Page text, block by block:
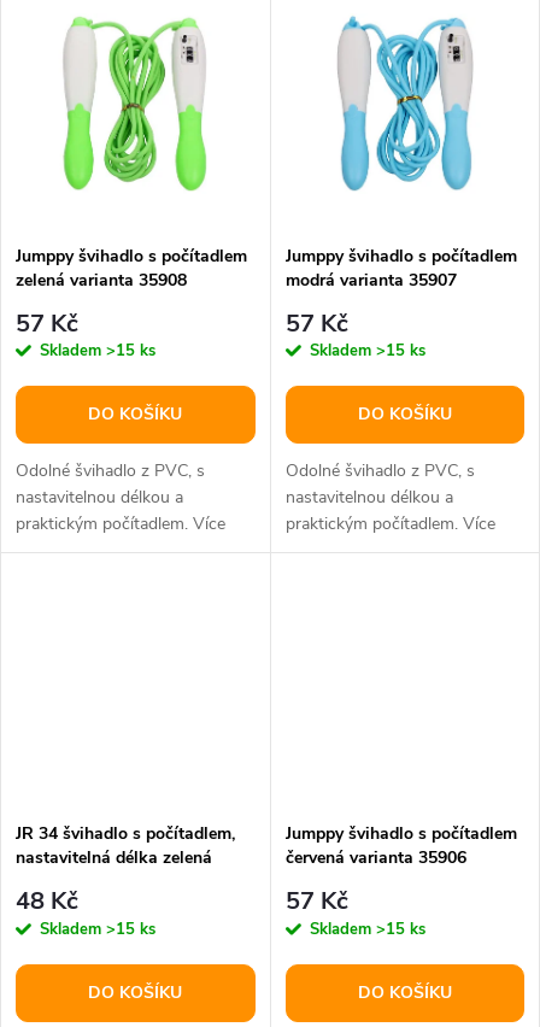
Jumppy švihadlo s počítadlem
zelená varianta 35908
57 Kč
Skladem >15 ks
DO KOŠÍKU
Odolné švihadlo z PVC, s
nastavitelnou délkou a
praktickým počítadlem. Více
barevných variant.
Jumppy švihadlo s počítadlem
modrá varianta 35907
57 Kč
Skladem >15 ks
DO KOŠÍKU
Odolné švihadlo z PVC, s
nastavitelnou délkou a
praktickým počítadlem. Více
barevných variant.
JR 34 švihadlo s počítadlem,
nastavitelná délka zelená
48 Kč
Skladem >15 ks
DO KOŠÍKU
Jumppy švihadlo s počítadlem
červená varianta 35906
57 Kč
Skladem >15 ks
DO KOŠÍKU